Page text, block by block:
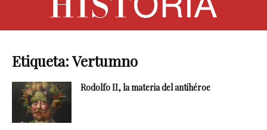
Etiqueta: Vertumno
Rodolfo II, la materia del antihéroe